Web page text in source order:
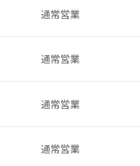
通常営業
通常営業
通常営業
通常営業